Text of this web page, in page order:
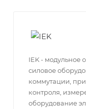
IEK - модульное
силовое
коммутации,
контроля,
оборудование